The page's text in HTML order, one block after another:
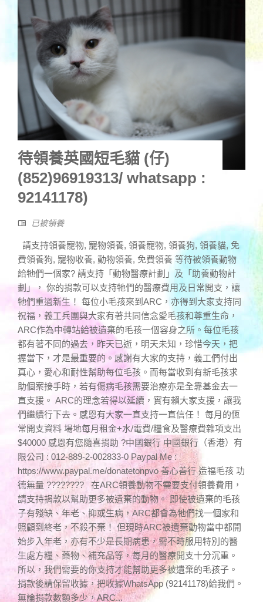
待領養英國短毛貓 (仔)
(852)96919313/ whatsapp :
92141178)
已被領養
請支持領養寵物, 寵物領養, 領養寵物, 領養狗, 領養貓, 免
費領養狗, 寵物收養, 動物領養, 免費領養 等待被領養動物
給牠們一個家? 請支持「動物醫療計劃」及「助養動物計
劃」， 你的捐款可以支持牠們的醫療費用及日常開支，讓
牠們重過新生！ 每位小毛孩來到ARC，亦得到大家支持同
祝福，義工兵團與大家有著共同信念愛毛孩和尊重生命，
ARC作為中轉站給被遺棄的毛孩一個容身之所。每位毛孩
都有著不同的過去，昨天已逝，明天未知，珍惜今天，把
握當下，才是最重要的。感謝有大家的支持，義工們付出
真心，愛心和耐性幫助每位毛孩。而每當收到有新毛孩求
助個案接手時，若有傷病毛孩需要治療亦是全靠基金去一
直支援。 ARC的理念若得以延續，實有賴大家支援，讓我
們繼續行下去。感恩有大家一直支持一直信任！ 每月的恆
常開支資料 場地每月租金+水/電費/糧食及醫療費雜項支出
$40000 感恩有您隨喜捐助 ?中國銀行 中國銀行（香港）有
限公司 : 012-889-2-002833-0 Paypal Me :
https://www.paypal.me/donatetonpvo 善心善行 造福毛孩 功
德無量 ???????? 在ARC領養動物不需要支付領養費用，
請支持捐款以幫助更多被遺棄的動物。 即使被遺棄的毛孩
子有殘缺、年老、抑或生病，ARC都會為牠們找一個家和
照顧到終老，不殺不棄！ 但現時ARC被遺棄動物當中都開
始步入年老，亦有不少是長期病患，需不時服用特別的醫
生處方糧、藥物、補充品等，每月的醫療開支十分沉重。
所以，我們需要的你支持才能幫助更多被遺棄的毛孩子。
捐款後請保留收據，把收據WhatsApp (92141178)給我們。
無論捐款數額多少，ARC...